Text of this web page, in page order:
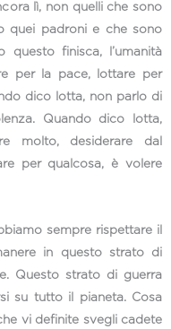
lì, non quelli che sono
quei padroni e che sono
finisca, l’umanità
per la pace, lottare per
dico lotta, non parlo di
Quando dico lotta,
molto, desiderare dal
per qualcosa, è volere
sempre rispettare il
in questo strato di
Questo strato di guerra
su tutto il pianeta. Cosa
vi definite svegli cadete